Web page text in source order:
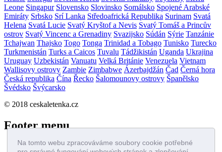
Na tomto webu zpracováváme soubory cookie potřebné
Leone Singapur Slovensko Slovinsko Somálsko Spojené Arabské
Emiráty Srbsko Srí Lanka Středoafrická Republika Surinam Svatá
Helena Svatá Lucie Svatý Kryštof a Nevis Svatý Tomáš a Princův
ostrov Svatý Vincenc a Grenadiny Svazijsko Súdán Sýrie Tanzánie
Tchajwan Thajsko Togo Tonga Trinidad a Tobago Tunisko Turecko
Turkmenistán Turks a Caicos Tuvalu Tádžikistán Uganda Ukrajina
Uruguay Uzbekistán Vanuatu Velká Británie Venezuela Vietnam
Wallisovy ostrovy Zambie Zimbabwe Ázerbajdžán Čad Černá hora
Česká republika Čína Řecko Šalomounovy ostrovy Španělsko
Švédsko Švýcarsko
© 2018 ceskaletenka.cz
Footer menu
Home